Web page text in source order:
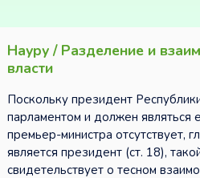
Науру / Разделение и
власти
Поскольку президент
парламентом и должен являться
премьер-министра отсутствует,
является президент (ст. 18),
свидетельствует о тесном